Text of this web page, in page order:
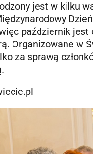
jest w kilku
październik
Organizowane w
za sprawą